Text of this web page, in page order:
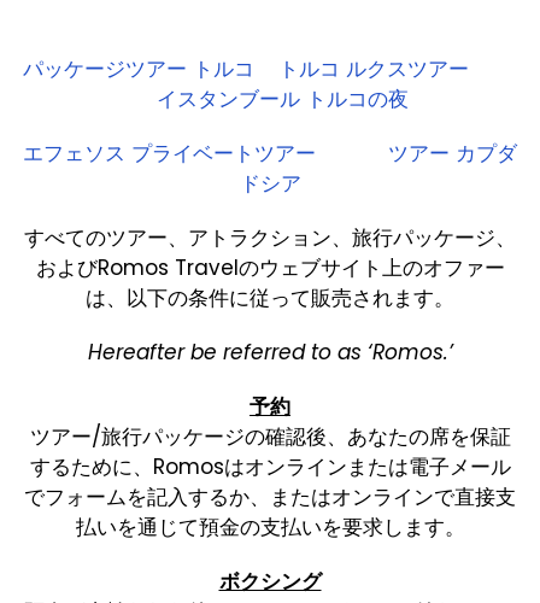
パッケージツアー トルコ
トルコ ルクスツアー
イスタンブール トルコの夜
エフェソス プライベートツアー
ツアー カプダ
ドシア
すべてのツアー、アトラクション、旅行パッケージ、
およびRomos Travelのウェブサイト上のオファー
は、以下の条件に従って販売されます。
Hereafter be referred to as ‘Romos.’
予約
ツアー/旅行パッケージの確認後、あなたの席を保証
するために、Romosはオンラインまたは電子メール
でフォームを記入するか、またはオンラインで直接支
払いを通じて預金の支払いを要求します。
ボクシング